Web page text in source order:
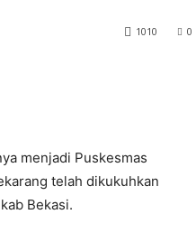
0
1010
menjadi Puskesmas
telah dikukuhkan
Bekasi.